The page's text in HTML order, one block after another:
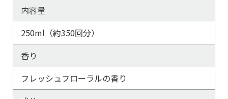
内容量
250ml（約350回分）
香り
フレッシュフローラルの香り